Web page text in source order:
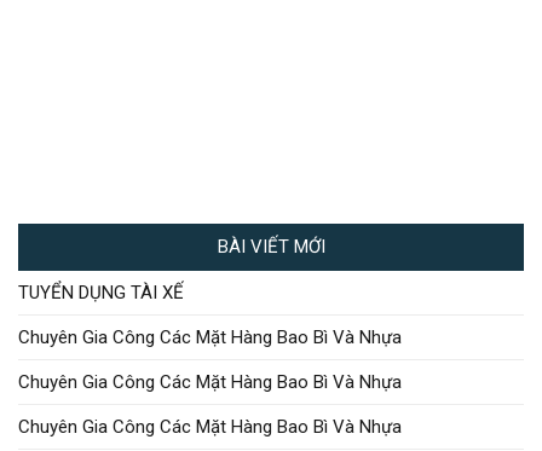
BÀI VIẾT MỚI
TUYỂN DỤNG TÀI XẾ
Chuyên Gia Công Các Mặt Hàng Bao Bì Và Nhựa
Chuyên Gia Công Các Mặt Hàng Bao Bì Và Nhựa
Chuyên Gia Công Các Mặt Hàng Bao Bì Và Nhựa